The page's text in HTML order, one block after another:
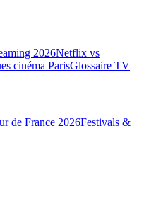
2026Netflix vs
cinéma ParisGlossaire TV
de France 2026Festivals &